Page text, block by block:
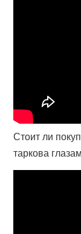
Стоит ли
таркова